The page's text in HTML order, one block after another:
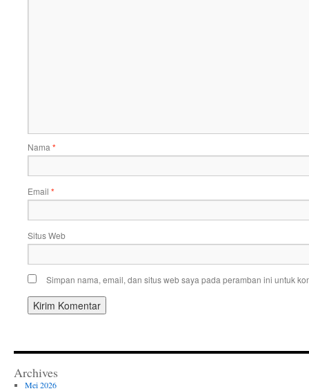
Nama *
Email *
Situs Web
Simpan nama, email, dan situs web saya pada peramban ini untuk
Archives
Mei 2026